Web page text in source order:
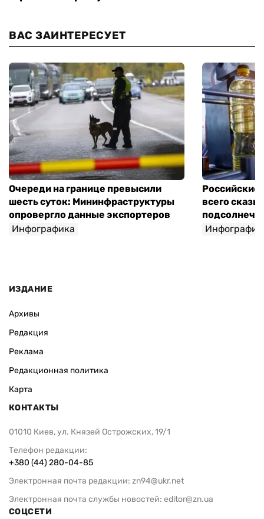
ВАС ЗАИНТЕРЕСУЕТ
Очереди на границе превысили
шесть суток: Мининфраструктуры
опровергло данные экспортеров
Инфографика
Российские
всего
ИЗДАНИЕ
Архивы
Редакция
Реклама
Редакционная политика
Карта
КОНТАКТЫ
01010 Киев, ул. Князей Острожских, 19/1
Телефон редакции:
+380 (44) 280-04-85
Электронная почта редакции: zn94@ukr.net
Электронная почта службы новостей: editor@zn.ua
СОЦСЕТИ